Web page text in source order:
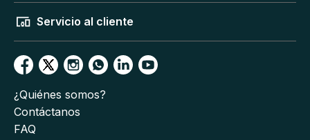
Servicio al cliente
¿Quiénes somos?
Contáctanos
FAQ